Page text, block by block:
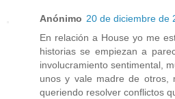
Anónimo 20 de diciembre de
En relación a House yo me
historias se empiezan a
involucramiento sentimental,
unos y vale madre de otros,
queriendo resolver conflictos